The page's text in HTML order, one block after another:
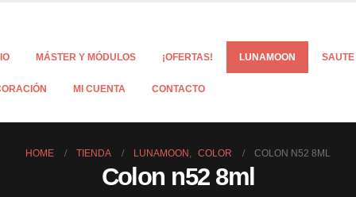
MÁSTER Y MÓDULOS ¡OFERTAS! LUNAMOON
MI CUENTA CONTACTO
HOME TIENDA LUNAMOON , COLOR COLON N52 8ML
Colon n52 8ml